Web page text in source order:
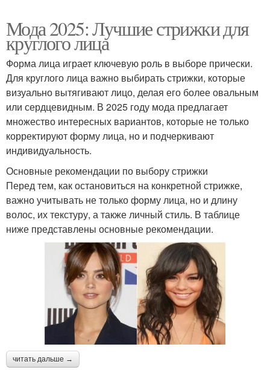
Мода 2025: Лучшие стрижки для
круглого лица
Форма лица играет ключевую роль в выборе прически.
Для круглого лица важно выбирать стрижки, которые
визуально вытягивают лицо, делая его более овальным
или сердцевидным. В 2025 году мода предлагает
множество интересных вариантов, которые не только
корректируют форму лица, но и подчеркивают
индивидуальность.
Основные рекомендации по выбору стрижки
Перед тем, как остановиться на конкретной стрижке,
важно учитывать не только форму лица, но и длину
волос, их текстуру, а также личный стиль. В таблице
ниже представлены основные рекомендации.
читать дальше →